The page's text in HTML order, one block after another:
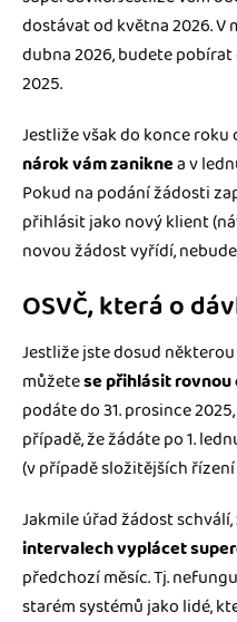
dostávat od května 2026. V
dubna 2026, budete
2025.
Jestliže však do konce
nárok vám zaniknea v
Pokud na podání žádosti
přihlásit jako nový klient
novou žádost vyřídí,
OSVČ, která o
Jestliže jste dosud
můžetese přihlásit
podáte do 31. prosince
případě, že žádáte po 1.
(v případě složitějších
Jakmile úřad žádost schválí,
intervalech vyplácet
předchozí měsíc. Tj.
starém systémů jako lidé,